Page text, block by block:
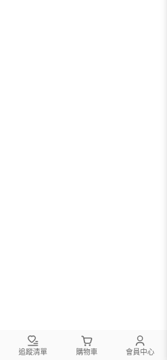
追蹤清單 購物車 會員中心